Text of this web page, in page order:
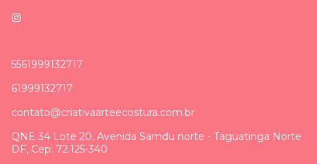
5561999132717
61999132717
contato@criativaarteecostura.com.br
QNE 34 Lote 20, Avenida Samdu norte - Taguatinga Norte
DF, Cep: 72.125-340